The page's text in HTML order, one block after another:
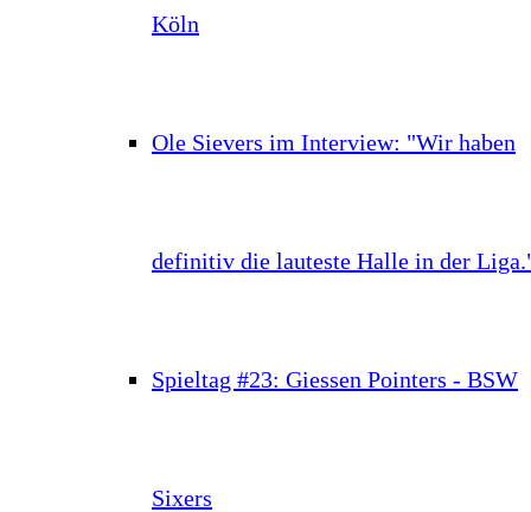
Köln
Ole Sievers im Interview: "Wir haben
definitiv die lauteste Halle in der
Spieltag #23: Giessen Pointers - BSW
Sixers